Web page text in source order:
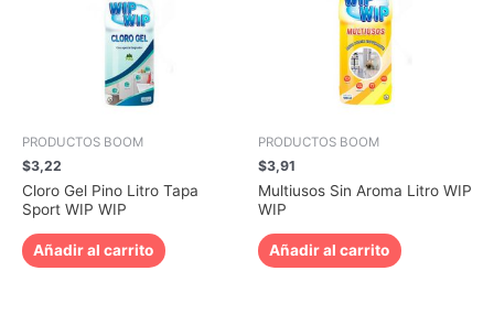
PRODUCTOS BOOM
$3,22
Cloro Gel Pino Litro Tapa
Sport WIP WIP
Añadir al carrito
PRODUCTOS BOOM
$3,91
Multiusos Sin Aroma Litro WIP
WIP
Añadir al carrito